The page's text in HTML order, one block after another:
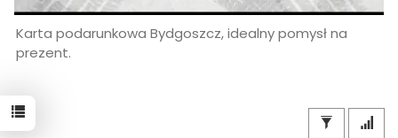
Karta podarunkowa Bydgoszcz, idealny pomysł na
prezent.